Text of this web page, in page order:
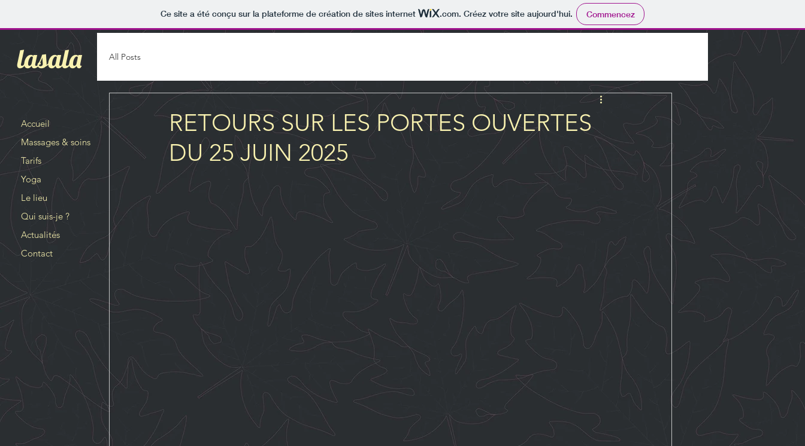
Ce site a été conçu sur la plateforme de création de sites internet .com. Créez votre site aujourd'hui. Commencez
Accueil
Massages & soins
Tarifs
Yoga
Le lieu
Qui suis-je ?
Actualités
Contact
lasala All Posts
RETOURS SUR LES PORTES OUVERTES
DU 25 JUIN 2025